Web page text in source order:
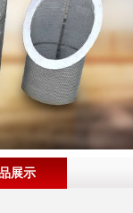
展示